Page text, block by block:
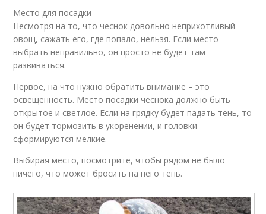
Место для посадки
Несмотря на то, что чеснок довольно неприхотливый
овощ, сажать его, где попало, нельзя. Если место
выбрать неправильно, он просто не будет там
развиваться.
Первое, на что нужно обратить внимание – это
освещенность. Место посадки чеснока должно быть
открытое и светлое. Если на грядку будет падать тень, то
он будет тормозить в укоренении, и головки
сформируются мелкие.
Выбирая место, посмотрите, чтобы рядом не было
ничего, что может бросить на него тень.